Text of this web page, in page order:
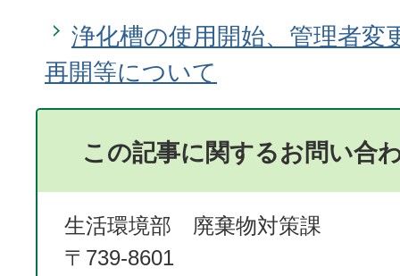
浄化槽の使用開始、管理者変
再開等について
この記事に関するお問い合
生活環境部 廃棄物対策課
〒739-8601